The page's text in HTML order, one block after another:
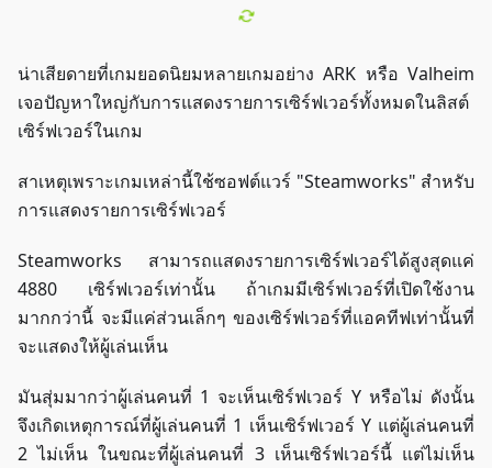
น่าเสียดายที่เกมยอดนิยมหลายเกมอย่าง ARK หรือ Valheim
เจอปัญหาใหญ่กับการแสดงรายการเซิร์ฟเวอร์ทั้งหมดในลิสต์
เซิร์ฟเวอร์ในเกม
สาเหตุเพราะเกมเหล่านี้ใช้ซอฟต์แวร์ "Steamworks" สำหรับ
การแสดงรายการเซิร์ฟเวอร์
Steamworks สามารถแสดงรายการเซิร์ฟเวอร์ได้สูงสุดแค่
4880 เซิร์ฟเวอร์เท่านั้น ถ้าเกมมีเซิร์ฟเวอร์ที่เปิดใช้งาน
มากกว่านี้ จะมีแค่ส่วนเล็กๆ ของเซิร์ฟเวอร์ที่แอคทีฟเท่านั้นที่
จะแสดงให้ผู้เล่นเห็น
มันสุ่มมากว่าผู้เล่นคนที่ 1 จะเห็นเซิร์ฟเวอร์ Y หรือไม่ ดังนั้น
จึงเกิดเหตุการณ์ที่ผู้เล่นคนที่ 1 เห็นเซิร์ฟเวอร์ Y แต่ผู้เล่นคนที่
2 ไม่เห็น ในขณะที่ผู้เล่นคนที่ 3 เห็นเซิร์ฟเวอร์นี้ แต่ไม่เห็น